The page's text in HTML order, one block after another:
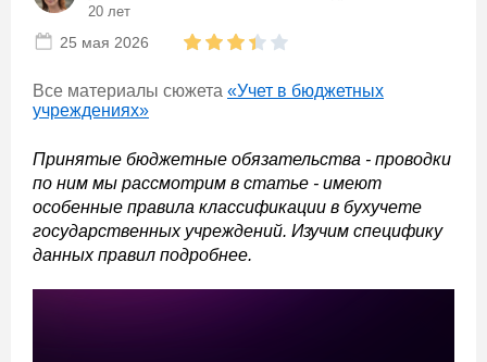
20 лет
25 мая 2026
Все материалы сюжета «Учет в бюджетных
учреждениях»
Принятые бюджетные обязательства - проводки
по ним мы рассмотрим в статье - имеют
особенные правила классификации в бухучете
государственных учреждений. Изучим специфику
данных правил подробнее.